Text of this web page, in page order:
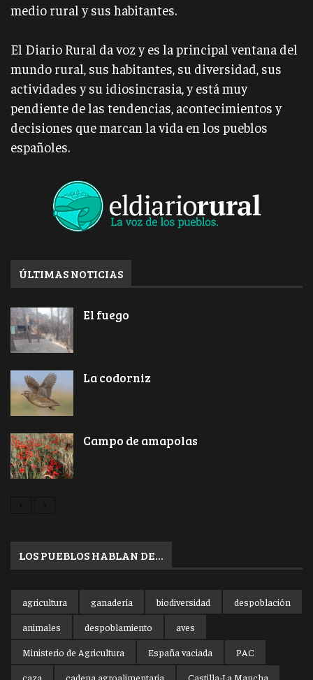
medio rural y sus habitantes.
El Diario Rural da voz y es la principal ventana del
mundo rural, sus habitantes, su diversidad, sus
actividades y su idiosincrasia, y está muy
pendiente de las tendencias, acontecimientos y
decisiones que marcan la vida en los pueblos
españoles.
ÚLTIMAS NOTICIAS
El fuego
La codorniz
Campo de amapolas
LOS PUEBLOS HABLAN DE…
agricultura ganadería biodiversidad
despoblación
animales
despoblamiento
aves
Ministerio de Agricultura
España vaciada
PAC
caza
cadena agroalimentaria Castilla-La Mancha